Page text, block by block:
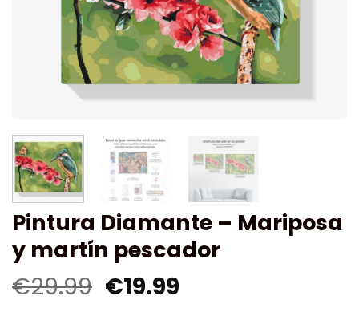
Pintura Diamante – Mariposa
y martín pescador
€29.99 €19.99